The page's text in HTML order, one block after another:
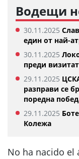
Водещи
30.11.2025
един от най-
30.11.2025
преди
29.11.2025
разправи се
поредна
29.11.2025
Колежа
No ha nacido el